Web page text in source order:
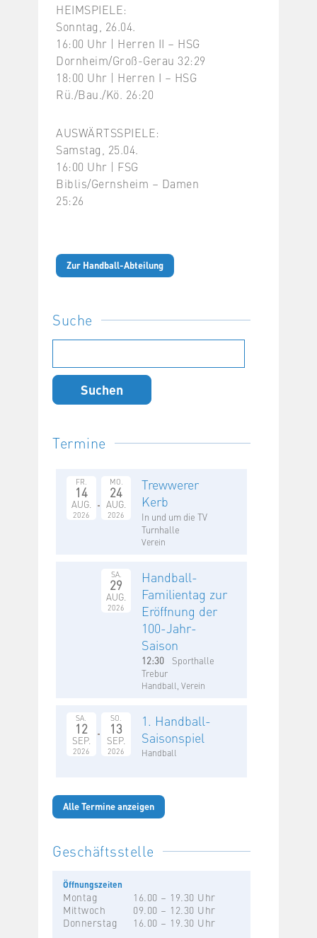
HEIMSPIELE:
Sonntag, 26.04.
16:00 Uhr | Herren II – HSG
Dornheim/Groß-Gerau 32:29
18:00 Uhr | Herren I – HSG
Rü./Bau./Kö. 26:20
AUSWÄRTSSPIELE:
Samstag, 25.04.
16:00 Uhr | FSG
Biblis/Gernsheim – Damen
25:26
Zur Handball-Abteilung
Suche
nach:
Termine
FR.
14
AUG.
2026
MO.
24
AUG.
2026
Trewwerer
Kerb
In und um die TV
Turnhalle
Verein
SA.
29
AUG.
2026
Handball-
Familientag zur
Eröffnung der
100-Jahr-
Saison
12:30
Sporthalle
Trebur
Handball, Verein
SA.
12
SEP.
2026
SO.
13
SEP.
2026
1. Handball-
Saisonspiel
Handball
Alle Termine anzeigen
Geschäftsstelle
Öffnungszeiten
Montag
16.00 – 19.30 Uhr
Mittwoch
09.00 – 12.30 Uhr
Donnerstag
16.00 – 19.30 Uhr